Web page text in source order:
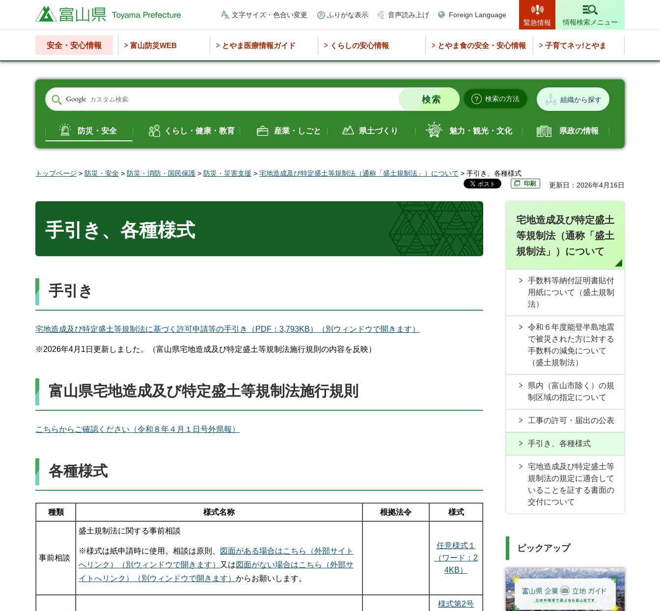
富山県 文字サイズ・色合い変更 ふりがな表示 音声読み上げ
Foreign Language
緊急情報
情報検索メニュー
安全・安心情報 富山防災WEB とやま医療情報ガイド くらしの安心情報 とやま食の安全・安心情報 子育てネッ!とやま
検索の方法 組織から探す
防災・安全 くらし・健康・教育 産業・しごと 県土づくり 魅力・観光・文化 県政の情報
トップページ > 防災・安全 > 防災・消防・国民保護 > 防災・災害支援 > 宅地造成及び特定盛土等規制法（通称「盛土規制法」）について > 手引き、各種様式
印刷 更新日：2026年4月16日
手引き、各種様式
手引き
宅地造成及び特定盛土等規制法に基づく許可申請等の手引き（PDF：3,793KB）（別ウィンドウで開きます）
※2026年4月1日更新しました。（富山県宅地造成及び特定盛土等規制法施行規則の内容を反映）
富山県宅地造成及び特定盛土等規制法施行規則
こちらからご確認ください（令和８年４月１日号外県報）
各種様式
種類 様式名称 根拠法令 様式
事前相談
盛土規制法に関する事前相談
※様式は紙申請時に使用。相談は原則、
図面がある場合はこちら（外部サイト
へリンク）（別ウィンドウで開きます）
又は図面がない場合はこちら（外部サ
イトへリンク）（別ウィンドウで開きます） からお願いします。
任意様式１
（ワード：2
4KB）
様式第2号
宅地造成及び特定盛土
等規制法（通称「盛土
規制法」）について
手数料等納付証明書貼付
用紙について（盛土規制
法）
令和６年度能登半島地震
で被災された方に対する
手数料の減免について
（盛土規制法）
県内（富山市除く）の規
制区域の指定について
工事の許可・届出の公表
手引き、各種様式
宅地造成及び特定盛土等
規制法の規定に適合して
いることを証する書面の
交付について
ピックアップ